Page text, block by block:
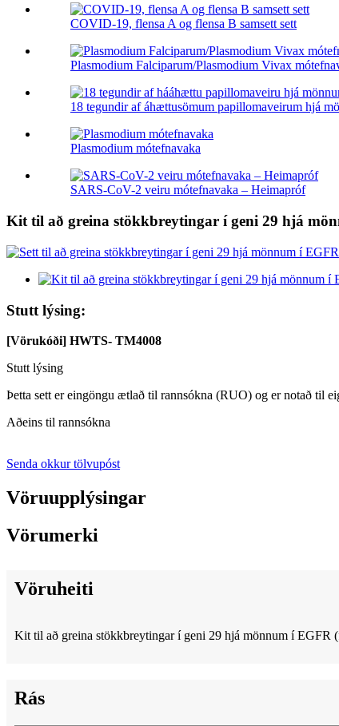
COVID-19, flensa A og flensa B samsett sett
Plasmodium Falciparum/Plasmodium Vivax
18 tegundir af áhættusömum papillomaveirum hjá
Plasmodium mótefnavaka
SARS-CoV-2 veiru mótefnavaka – Heimapróf
Kit til að greina stökkbreytingar í geni 29 hjá
Stutt lýsing:
[Vörukóði] HWTS- TM4008
Stutt lýsing
Þetta sett er eingöngu ætlað til rannsókna (RUO) og er notað til
Aðeins til rannsókna
Senda okkur tölvupóst
Vöruupplýsingar
Vörumerki
Vöruheiti
Kit til að greina stökkbreytingar í geni 29 hjá mönnum í EGFR
Rás